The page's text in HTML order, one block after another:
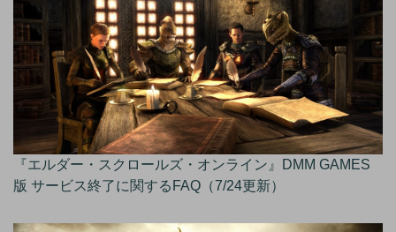
『エルダー・スクロールズ・オンライン』DMM GAMES
版 サービス終了に関するFAQ（7/24更新）